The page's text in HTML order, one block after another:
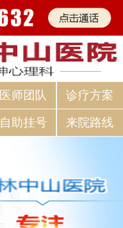
医师团队 诊疗方案
自助挂号 来院路线